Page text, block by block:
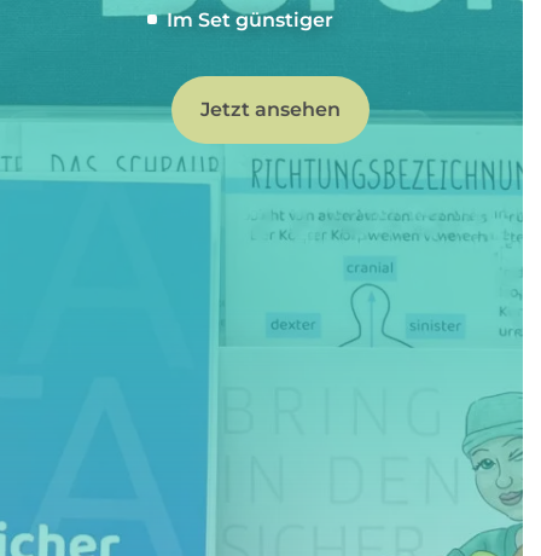
Im Set günstiger
Jetzt ansehen
DeinStudyBook HF-Chirurgie
macht Dich fit
×